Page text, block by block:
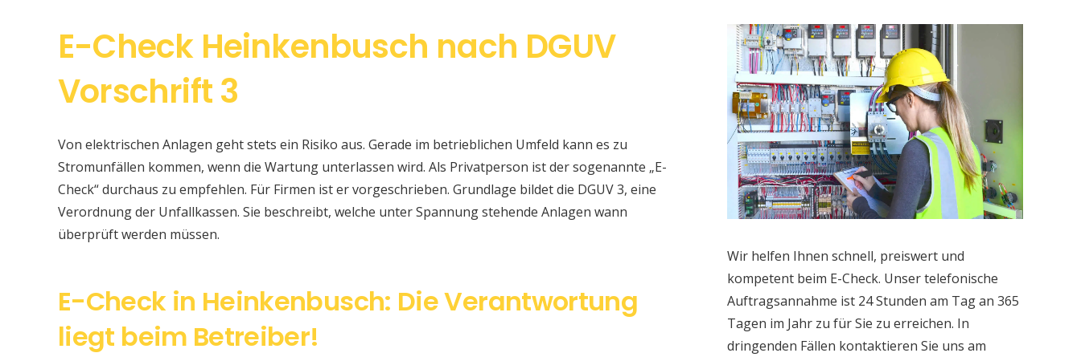
E-Check Heinkenbusch nach DGUV
Vorschrift 3
Von elektrischen Anlagen geht stets ein Risiko aus. Gerade im betrieblichen Umfeld kann es zu
Stromunfällen kommen, wenn die Wartung unterlassen wird. Als Privatperson ist der sogenannte „E-
Check“ durchaus zu empfehlen. Für Firmen ist er vorgeschrieben. Grundlage bildet die DGUV 3, eine
Verordnung der Unfallkassen. Sie beschreibt, welche unter Spannung stehende Anlagen wann
überprüft werden müssen.
E-Check in Heinkenbusch: Die Verantwortung
liegt beim Betreiber!
Wir helfen Ihnen schnell, preiswert und
kompetent beim E-Check. Unser telefonische
Auftragsannahme ist 24 Stunden am Tag an 365
Tagen im Jahr zu für Sie zu erreichen. In
dringenden Fällen kontaktieren Sie uns am